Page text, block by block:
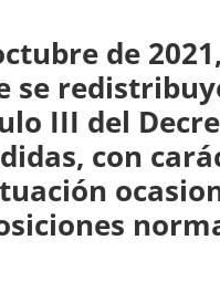
de
se
III del
con